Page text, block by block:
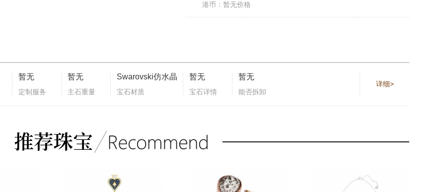
港币： 暂无价格
暂无
定制服务
暂无
主石重量
Swarovski仿水晶
宝石材质
暂无
宝石详情
暂无
能否拆卸
详细>